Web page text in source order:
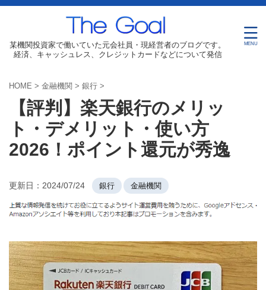
某機関投資家で働いていた元会社員・現経営者のブログです。
経済、キャッシュレス、クレジットカードなどについて発信
HOME > 金融機関 > 銀行 >
【評判】楽天銀行のメリッ
ト・デメリット・使い方
2026！ポイント還元が秀逸
更新日： 2024/07/24 銀行 金融機関